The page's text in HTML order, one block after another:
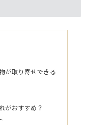
が取り寄せできる
がおすすめ？